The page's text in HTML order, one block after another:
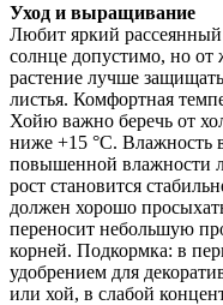
Уход и выращивание
Любит яркий рассеянный
солнце допустимо, но от
растение лучше
листья. Комфортная
Хойю важно беречь от
ниже +15 °C. Влажность
повышенной влажности
рост становится
должен хорошо
переносит небольшую
корней. Подкормка: в
удобрением для
или хой, в слабой